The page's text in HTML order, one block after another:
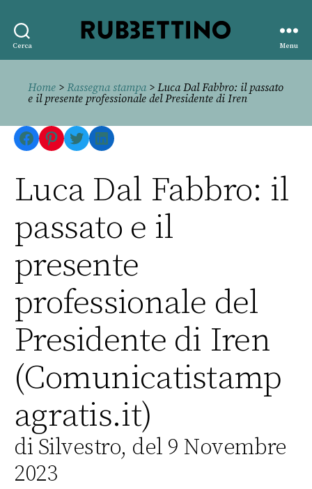
Cerca
editore
Menu
Home > Rassegna stampa> Luca Dal Fabbro: il passato
e il presente professionale del Presidente di Iren
Facebook
Pinterest
TwitterLinkedIn
Luca Dal Fabbro: il
passato e il
presente
professionale del
Presidente di Iren
(Comunicatistamp
agratis.it)
di Silvestro, del 9 Novembre
2023